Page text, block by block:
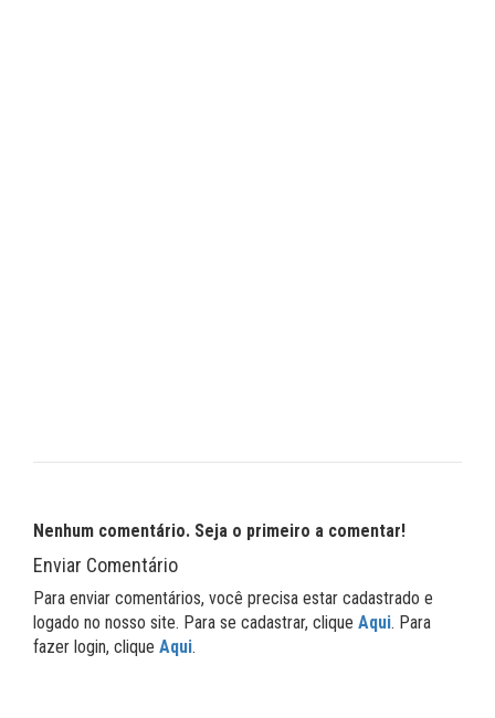
Nenhum comentário. Seja o primeiro a comentar!
Enviar Comentário
Para enviar comentários, você precisa estar cadastrado e
logado no nosso site. Para se cadastrar, clique Aqui. Para
fazer login, clique Aqui.